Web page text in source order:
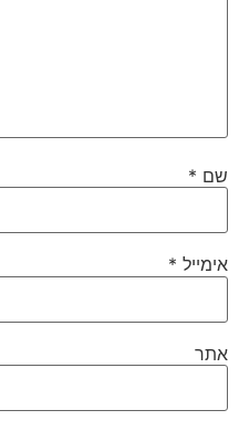
שם *
אימייל *
אתר